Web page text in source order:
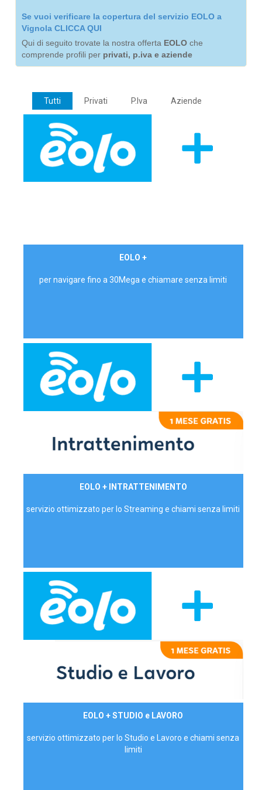
Se vuoi verificare la copertura del servizio EOLO a
Vignola CLICCA QUI
Qui di seguito trovate la nostra offerta EOLO che
comprende profili per privati, p.iva e aziende
Tutti Privati P.Iva Aziende
EOLO +
per navigare fino a 30Mega e chiamare senza limiti
EOLO + INTRATTENIMENTO
servizio ottimizzato per lo Streaming e chiami senza limiti
EOLO + STUDIO e LAVORO
servizio ottimizzato per lo Studio e Lavoro e chiami senza
limiti